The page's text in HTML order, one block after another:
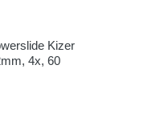
Kizer
4x, 60